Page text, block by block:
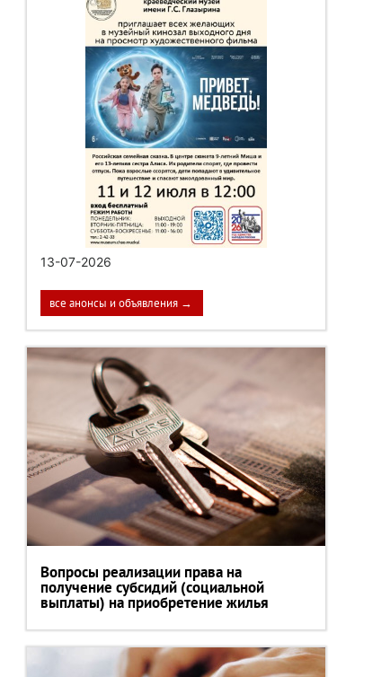
13-07-2026
все анонсы и объявления →
Вопросы реализации права на
получение субсидий (социальной
выплаты) на приобретение жилья